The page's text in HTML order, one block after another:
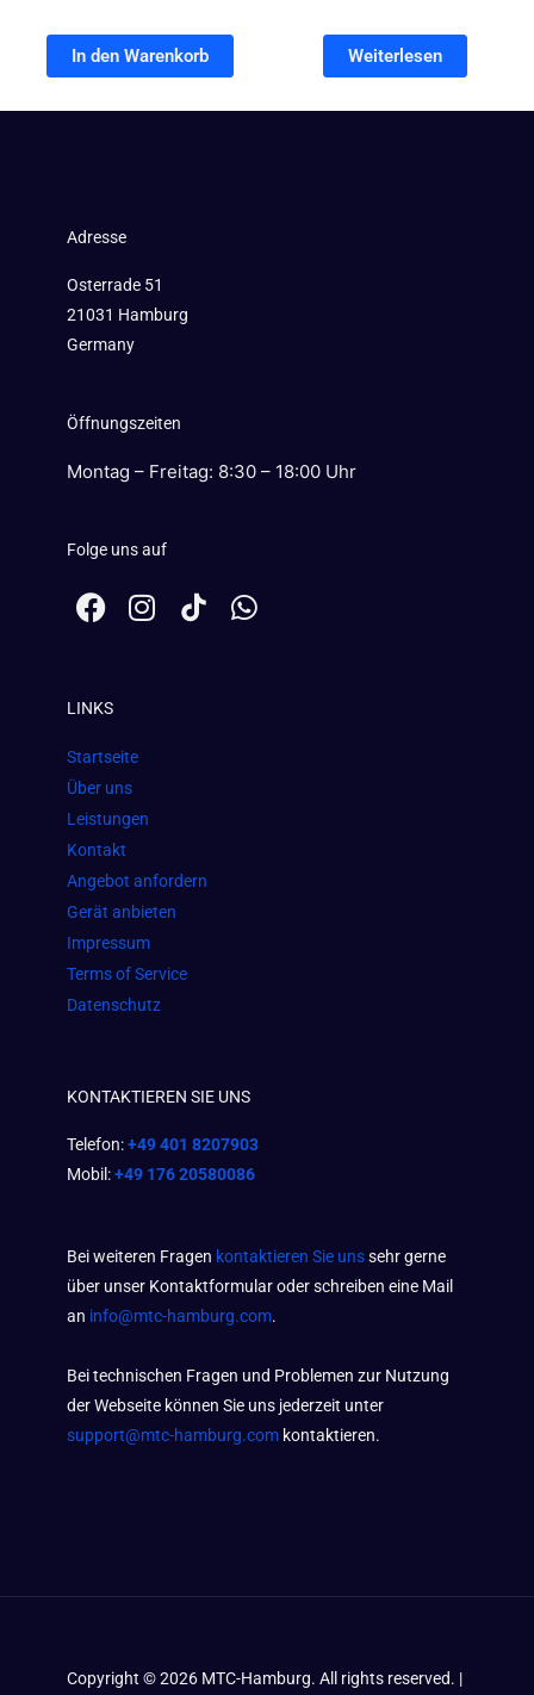
In den Warenkorb Weiterlesen
Adresse
Osterrade 51
21031 Hamburg
Germany
Öffnungszeiten
Montag – Freitag: 8:30 – 18:00 Uhr
Folge uns auf
F
a
b
o
o
k
I
n
m
W
h
LINKS
Startseite
Über uns
Leistungen
Kontakt
Angebot anfordern
Gerät anbieten
Impressum
Terms of Service
Datenschutz
KONTAKTIEREN SIE UNS
Telefon:+49 401 8207903
Mobil:+49 176 20580086
Bei weiteren Fragen kontaktieren Sie unssehr gerne
über unser Kontaktformular oder schreiben eine Mail
an info@mtc-hamburg.com.
Bei technischen Fragen und Problemen zur Nutzung
der Webseite können Sie uns jederzeit unter
support@mtc-hamburg.com kontaktieren.
Copyright ©2026 MTC-Hamburg. All rights reserved. |